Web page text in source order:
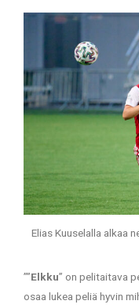
Elias Kuuselalla alkaa
””Elkku” on pelitaitava
osaa lukea peliä hyvin